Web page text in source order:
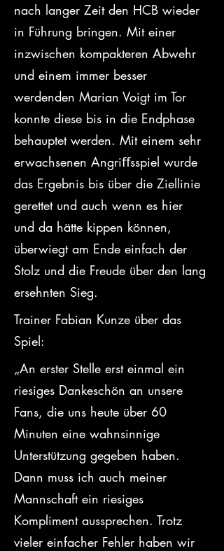
nach langer Zeit den HCB wieder
in Führung bringen. Mit einer
inzwischen kompakteren Abwehr
und einem immer besser
werdenden Marian Voigt im Tor
konnte diese bis in die Endphase
behauptet werden. Mit einem sehr
erwachsenen Angriﬀsspiel wurde
das Ergebnis bis über die Ziellinie
gerettet und auch wenn es hier
und da hätte kippen können,
überwiegt am Ende einfach der
Stolz und die Freude über den lang
ersehnten Sieg.
Trainer Fabian Kunze über das
Spiel:
„An erster Stelle erst einmal ein
riesiges Dankeschön an unsere
Fans, die uns heute über 60
Minuten eine wahnsinnige
Unterstützung gegeben haben.
Dann muss ich auch meiner
Mannschaft ein riesiges
Kompliment aussprechen. Trotz
vieler einfacher Fehler haben wir